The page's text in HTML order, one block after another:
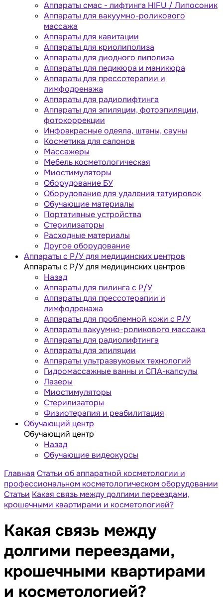
Аппараты cмас - лифтинга HIFU / Липосоник
Аппараты для вакуумно-роликового
массажа
Аппараты для кавитации
Аппараты для криолиполиза
Аппараты для диодного липолиза
Аппараты для педикюра и маникюра
Аппараты для прессотерапии и
лимфодренажа
Аппараты для радиолифтинга
Аппараты для эпиляции, фотоэпиляции,
фотокоррекции
Инфракрасные одеяла, штаны, сауны
Косметика для салонов
Массажеры
Мебель косметологическая
Миостимуляторы
Оборудование БУ
Оборудование для удаления татуировок
Обучающие материалы
Портативные устройства
Стерилизаторы
Расходные материалы
Другое оборудование
Аппараты с Р/У для медицинских центров
Аппараты с Р/У для медицинских центров
Назад
Аппараты для пилинга с Р/У
Аппараты для прессотерапии и
лимфодренажа
Аппараты для проблемной кожи с Р/У
Аппараты вакуумно-роликового массажа
Аппараты для радиолифтинга
Аппараты для эпиляции
Аппараты ультразвуковых технологий
Гидромассажные ванны и СПА-капсулы
Лазеры
Миостимуляторы
Стерилизаторы
Физиотерапия и реабилитация
Обучающий центр
Обучающий центр
Назад
Обучающие видеокурсы
Главная Статьи об аппаратной косметологии и
профессиональном косметологическом оборудовании
Статьи Какая связь между долгими переездами,
крошечными квартирами и косметологией?
Какая связь между
долгими переездами,
крошечными квартирами
и косметологией?